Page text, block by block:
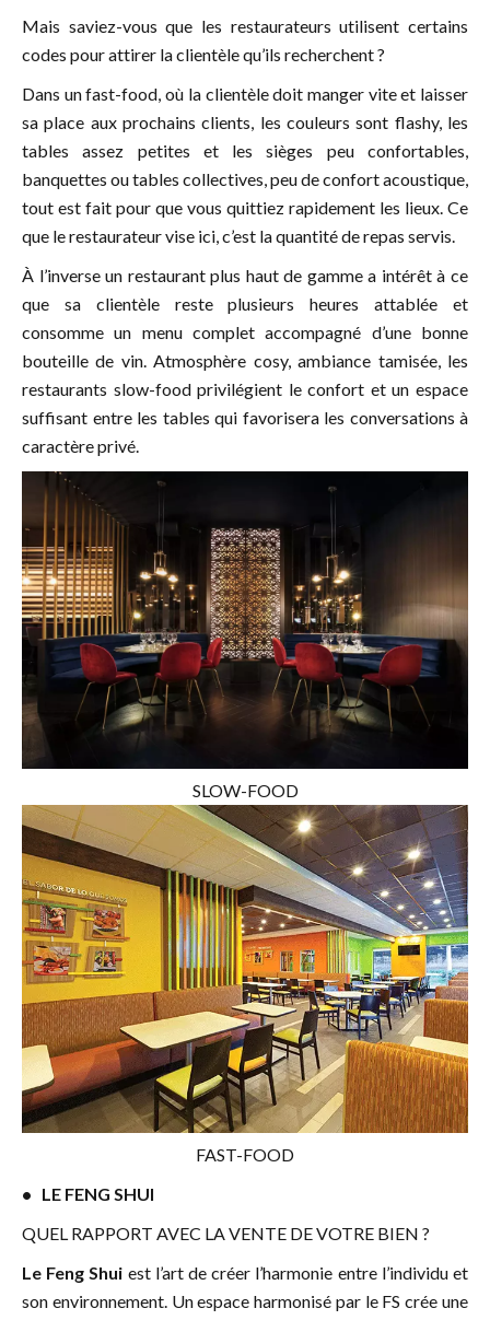
Mais saviez-vous que les restaurateurs utilisent certains
codes pour attirer la clientèle qu’ils recherchent ?
Dans un fast-food, où la clientèle doit manger vite et laisser
sa place aux prochains clients, les couleurs sont flashy, les
tables assez petites et les sièges peu confortables,
banquettes ou tables collectives, peu de confort acoustique,
tout est fait pour que vous quittiez rapidement les lieux. Ce
que le restaurateur vise ici, c’est la quantité de repas servis.
À l’inverse un restaurant plus haut de gamme a intérêt à ce
que sa clientèle reste plusieurs heures attablée et
consomme un menu complet accompagné d’une bonne
bouteille de vin. Atmosphère cosy, ambiance tamisée, les
restaurants slow-food privilégient le confort et un espace
suffisant entre les tables qui favorisera les conversations à
caractère privé.
SLOW-FOOD
FAST-FOOD
• LE FENG SHUI
QUEL RAPPORT AVEC LA VENTE DE VOTRE BIEN ?
Le Feng Shui est l’art de créer l’harmonie entre l’individu et
son environnement. Un espace harmonisé par le FS crée une